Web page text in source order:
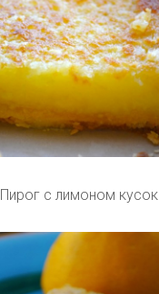
Пирог с лимоном кусок